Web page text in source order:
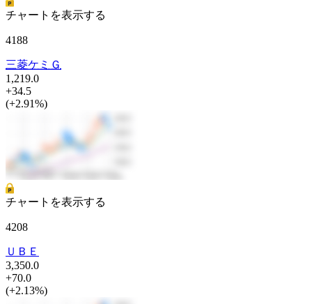
チャートを表示する
4188
三菱ケミＧ
1,219.0
+34.5
(+2.91%)
チャートを表示する
4208
ＵＢＥ
3,350.0
+70.0
(+2.13%)